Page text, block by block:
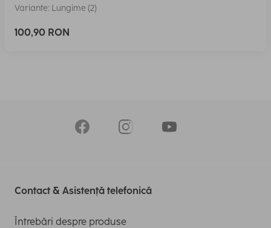
Variante: Lungime (2)
100,90 RON
Contact & Asistență telefonică
Întrebări despre produse